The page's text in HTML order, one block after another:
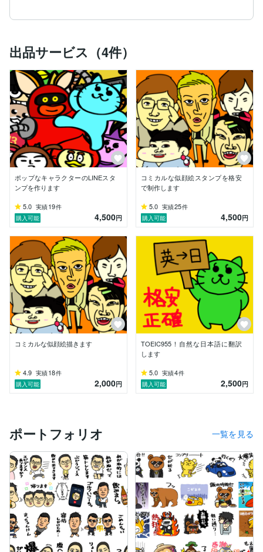
出品サービス（4件）
ポップなキャラクターのLINEスタ
ンプを作ります
5.0 実績19件
購入可能
4,500円
コミカルな似顔絵スタンプを格安
で制作します
5.0 実績25件
購入可能
4,500円
コミカルな似顔絵描きます
4.9 実績18件
購入可能
2,000円
TOEIC955！自然な日本語に翻訳
します
5.0 実績4件
購入可能
2,500円
ポートフォリオ 一覧を見る